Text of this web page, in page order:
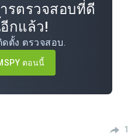
รตรวจสอบที่ดี
กแล้ว!
ตั้ง ตรวจสอบ.
ตอนนี้
1